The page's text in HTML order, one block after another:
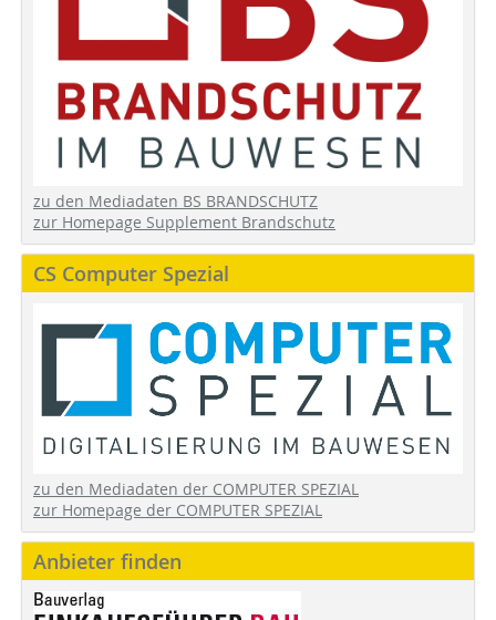
zu den Mediadaten BS BRANDSCHUTZ
zur Homepage Supplement Brandschutz
CS Computer Spezial
zu den Mediadaten der COMPUTER SPEZIAL
zur Homepage der COMPUTER SPEZIAL
Anbieter finden